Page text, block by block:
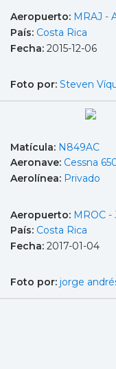
Aeropuerto: MRAJ -
País: Costa Rica
Fecha: 2015-12-06
Foto por: Steven
Matícula: N849AC
Aeronave: Cessna
Aerolínea: Privado
Aeropuerto: MROC
País: Costa Rica
Fecha: 2017-01-04
Foto por: jorge